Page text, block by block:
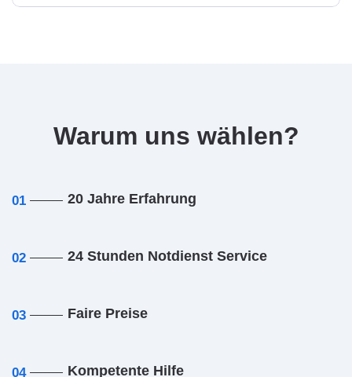
Warum uns wählen?
01 20 Jahre Erfahrung
02 24 Stunden Notdienst Service
03 Faire Preise
04 Kompetente Hilfe